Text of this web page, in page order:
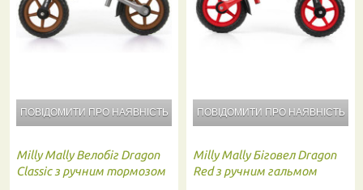
ПОВІДОМИТИ ПРО НАЯВНІСТЬ
Milly Mally Велобіг Dragon
Classic з ручним тормозом
ПОВІДОМИТИ ПРО НАЯВНІСТЬ
Milly Mally Біговел Dragon
Red з ручним гальмом